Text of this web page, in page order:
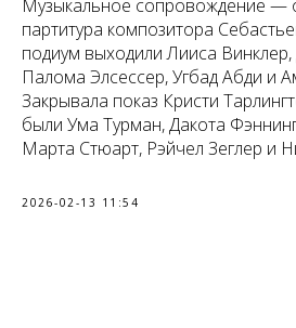
Музыкальное сопровождение —
партитура композитора
подиум выходили Лииса
Палома Элсессер, Угбад Абди и
Закрывала показ Кристи
были Ума Турман, Дакота
Марта Стюарт, Рэйчел Зеглер и
2026-02-13 11:54